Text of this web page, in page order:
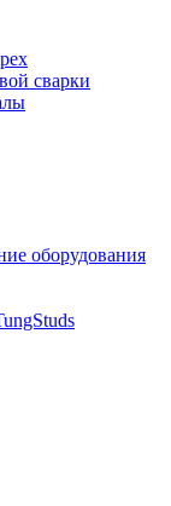
сварки
оборудования